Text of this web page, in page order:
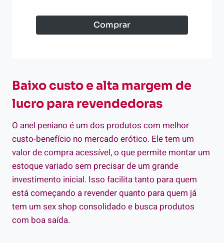
Comprar
Baixo custo e alta margem de
lucro para revendedoras
O anel peniano é um dos produtos com melhor
custo-benefício no mercado erótico. Ele tem um
valor de compra acessível, o que permite montar um
estoque variado sem precisar de um grande
investimento inicial. Isso facilita tanto para quem
está começando a revender quanto para quem já
tem um sex shop consolidado e busca produtos
com boa saída.